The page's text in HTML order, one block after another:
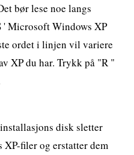
bør lese noe langs
' Microsoft Windows XP
ordet i linjen vil variere
XP du har. Trykk på "R "
disk sletter
filer og erstatter dem